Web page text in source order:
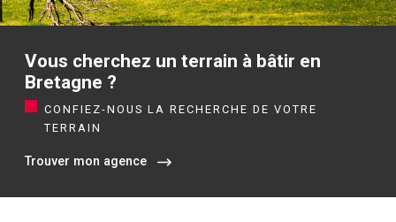
Vous cherchez un terrain à bâtir en
Bretagne ?
CONFIEZ-NOUS LA RECHERCHE DE VOTRE
TERRAIN
Trouver mon agence